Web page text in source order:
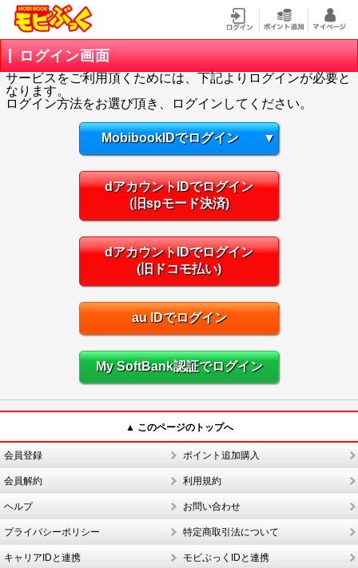
ログイン画面
サービスをご利用頂くためには、下記よりログインが必要と
なります。
ログイン方法をお選び頂き、ログインしてください。
MobibookIDでログイン ▼
dアカウントIDでログイン
(旧spモード決済)
dアカウントIDでログイン
(旧ドコモ払い)
au IDでログイン
My SoftBank認証でログイン
▲ このページのトップへ
会員登録 ポイント追加購入
会員解約 利用規約
ヘルプ お問い合わせ
プライバシーポリシー 特定商取引法について
キャリアIDと連携 モビぶっくIDと連携